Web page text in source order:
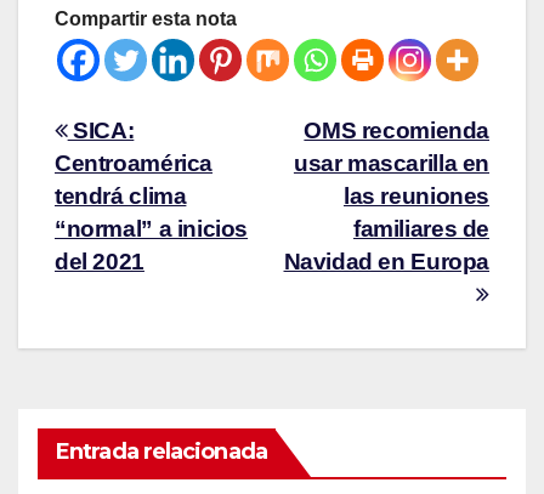
Compartir esta nota
OMS recomienda
usar mascarilla en
las reuniones
familiares de
Navidad en Europa
SICA:
Centroamérica
tendrá clima
“normal” a inicios
del 2021
Entrada relacionada